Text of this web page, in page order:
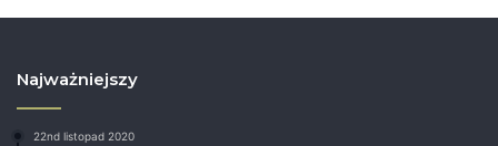
Najważniejszy
22nd listopad 2020